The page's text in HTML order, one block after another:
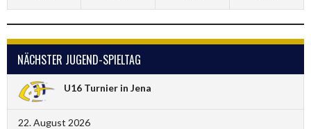
NÄCHSTER JUGEND-SPIELTAG
U16 Turnier in Jena
22. August 2026